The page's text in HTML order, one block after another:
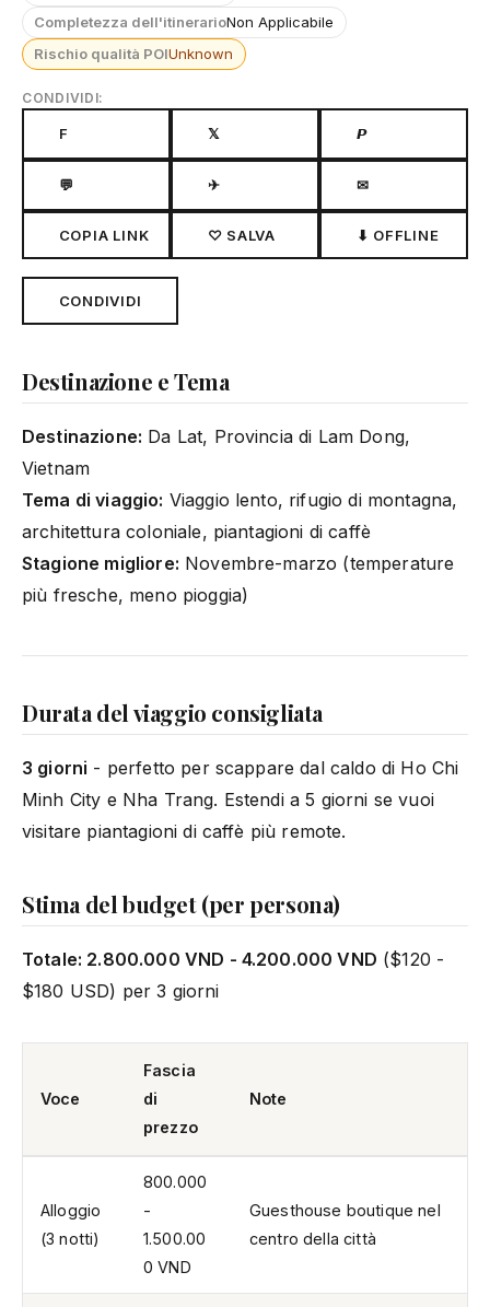
Completezza dell'itinerarioNon Applicabile
Rischio qualità POIUnknown
CONDIVIDI:
F 𝕏 𝙋
💬 ✈ ✉
COPIA LINK ♡ SALVA ⬇ OFFLINE
CONDIVIDI
Destinazione e Tema
Destinazione: Da Lat, Provincia di Lam Dong,
Vietnam
Tema di viaggio: Viaggio lento, rifugio di montagna,
architettura coloniale, piantagioni di caffè
Stagione migliore: Novembre-marzo (temperature
più fresche, meno pioggia)
Durata del viaggio consigliata
3 giorni - perfetto per scappare dal caldo di Ho Chi
Minh City e Nha Trang. Estendi a 5 giorni se vuoi
visitare piantagioni di caffè più remote.
Stima del budget (per persona)
Totale: 2.800.000 VND - 4.200.000 VND ($120 -
$180 USD) per 3 giorni
Voce
Fascia
di
prezzo
Note
Alloggio
(3 notti)
800.000
-
1.500.00
0 VND
Guesthouse boutique nel
centro della città